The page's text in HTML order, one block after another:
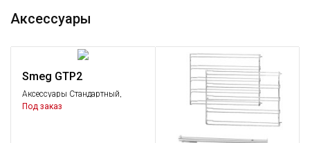
Аксессуары
Smeg GTP2
Аксессуары Стандартный,
Аксессуары
Под заказ